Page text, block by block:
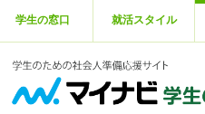
学生の窓口 就活スタイル